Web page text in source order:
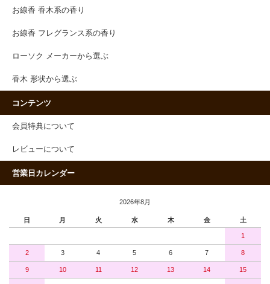
お線香 香木系の香り
お線香 フレグランス系の香り
ローソク メーカーから選ぶ
香木 形状から選ぶ
コンテンツ
会員特典について
レビューについて
営業日カレンダー
2026年8月
日 月 火 水 木 金 土
1
2 3 4 5 6 7 8
9 10 11 12 13 14 15